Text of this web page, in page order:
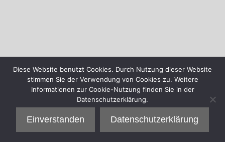
Diese Website benutzt Cookies. Durch Nutzung dieser Website
stimmen Sie der Verwendung von Cookies zu. Weitere
Informationen zur Cookie-Nutzung finden Sie in der
Datenschutzerklärung.
Einverstanden Datenschutzerklärung